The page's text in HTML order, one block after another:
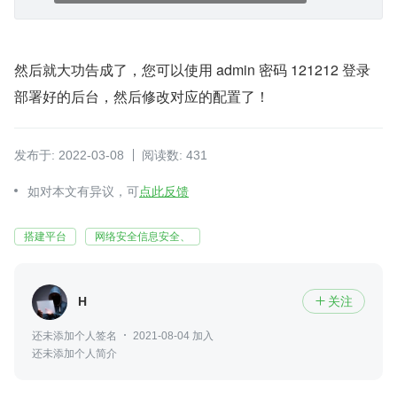
然后就大功告成了，您可以使用 admin 密码 121212 登录
部署好的后台，然后修改对应的配置了！
发布于: 2022-03-08 阅读数: 431
如对本文有异议，可点此反馈
搭建平台 网络安全信息安全、
H  关注
还未添加个人签名
2021-08-04 加入
还未添加个人简介